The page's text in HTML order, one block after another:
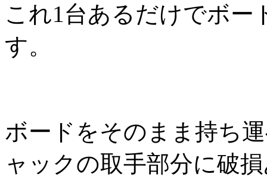
これ1台あるだけでボー
す。
ボードをそのまま持ち
ャックの取手部分に破